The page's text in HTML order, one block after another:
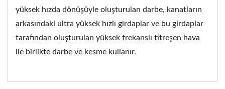
yüksek hızda dönüşüyle oluşturulan darbe, kanatların
arkasındaki ultra yüksek hızlı girdaplar ve bu girdaplar
tarafından oluşturulan yüksek frekanslı titreşen hava
ile birlikte darbe ve kesme kullanır.